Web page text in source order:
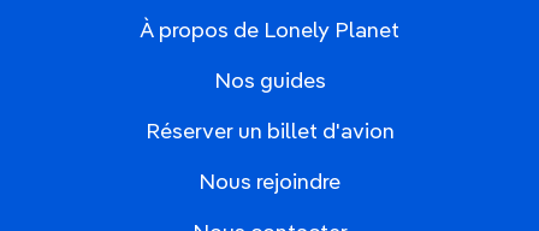
À propos de Lonely Planet
Nos guides
Réserver un billet d'avion
Nous rejoindre